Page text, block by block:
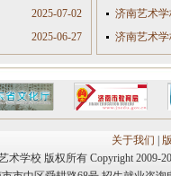
2025-07-02
2025-06-27
济南艺术
济南艺术
关于我们 |
术学校 版权所有 Copyright 2009-